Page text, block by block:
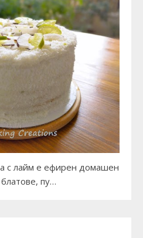
с лайм е ефирен домашен
пу…